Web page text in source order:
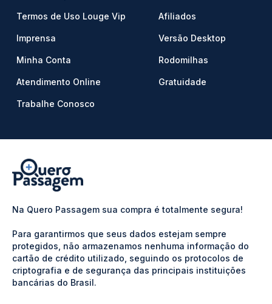
Termos de Uso Louge Vip
Imprensa
Minha Conta
Atendimento Online
Trabalhe Conosco
Afiliados
Versão Desktop
Rodomilhas
Gratuidade
Na Quero Passagem sua compra é totalmente segura!
Para garantirmos que seus dados estejam sempre
protegidos, não armazenamos nenhuma informação do
cartão de crédito utilizado, seguindo os protocolos de
criptografia e de segurança das principais instituições
bancárias do Brasil.